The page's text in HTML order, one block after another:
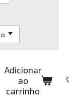
Adicionar
ao
carrinho